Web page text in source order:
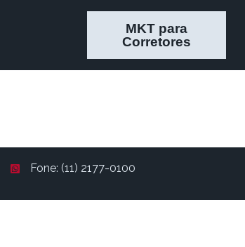
MKT para
Corretores
Fone: (11) 2177-0100